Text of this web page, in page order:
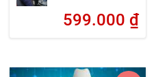
599.000 ₫